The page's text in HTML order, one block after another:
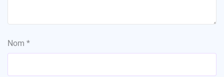
Nom *